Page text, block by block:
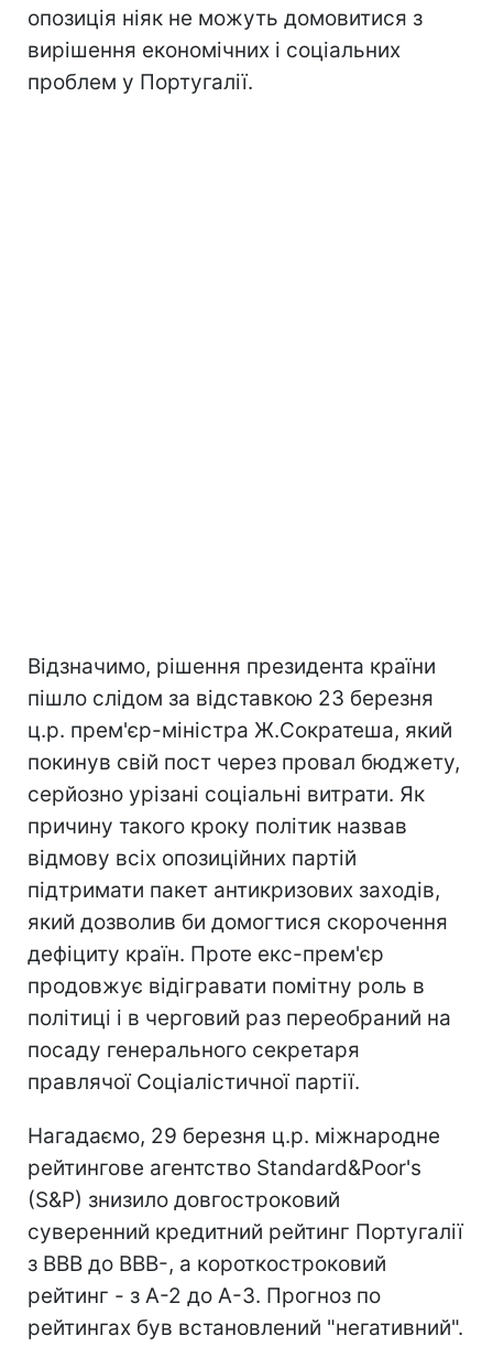
опозиція ніяк не можуть домовитися з
вирішення економічних і соціальних
проблем у Португалії.
Відзначимо, рішення президента країни
пішло слідом за відставкою 23 березня
ц.р. прем'єр-міністра Ж.Сократеша, який
покинув свій пост через провал бюджету,
серйозно урізані соціальні витрати. Як
причину такого кроку політик назвав
відмову всіх опозиційних партій
підтримати пакет антикризових заходів,
який дозволив би домогтися скорочення
дефіциту країн. Проте екс-прем'єр
продовжує відігравати помітну роль в
політиці і в черговий раз переобраний на
посаду генерального секретаря
правлячої Соціалістичної партії.
Нагадаємо, 29 березня ц.р. міжнародне
рейтингове агентство Standard&Poor's
(S&P) знизило довгостроковий
суверенний кредитний рейтинг Португалії
з BBB до BBB-, а короткостроковий
рейтинг - з A-2 до A-3. Прогноз по
рейтингах був встановлений "негативний".